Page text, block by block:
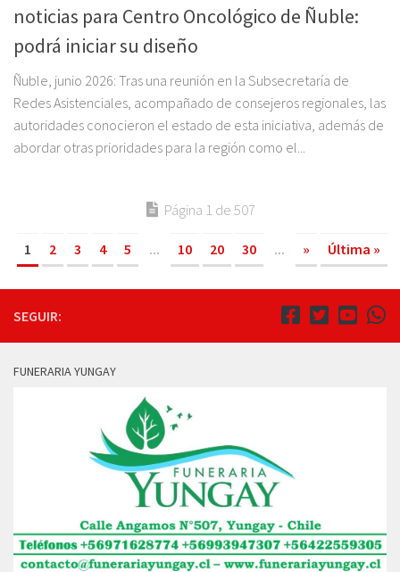
noticias para Centro Oncológico de Ñuble:
podrá iniciar su diseño
Ñuble, junio 2026: Tras una reunión en la Subsecretaría de
Redes Asistenciales, acompañado de consejeros regionales, las
autoridades conocieron el estado de esta iniciativa, además de
abordar otras prioridades para la región como el...
Página 1 de 507
1 2 3 4 5 ... 10 20 30 ... » Última »
SEGUIR:
FUNERARIA YUNGAY